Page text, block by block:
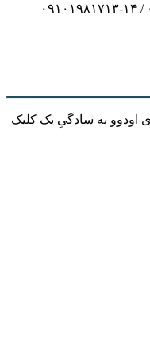
اودوو به سادگیِ یک کلیک